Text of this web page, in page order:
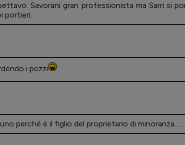
Savorani gran professionista ma Sarri si
portieri.
i pezzi
perché è il figlio del proprietario di minoranza.......